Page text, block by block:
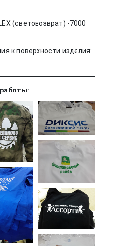
(световозврат) -7000
к поверхности изделия: